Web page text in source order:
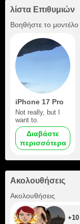
λίστα Επιθυμιών
Βοηθήστε το μοντέλο
iPhone 17 Pro
Not really, but I
want to.
Διαβάστε
περισσότερα
Ακολουθήσεις
Ακολουθήσεις
+10